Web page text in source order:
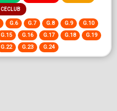
CECLUB
G.6 G.7 G.8 G.9
G.10
G.15 G.16 G.17 G.18
G.19
G.22 G.23 G.24